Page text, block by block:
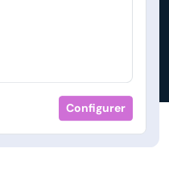
Configurer